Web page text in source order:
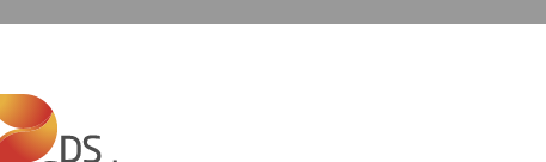
Produits & Services